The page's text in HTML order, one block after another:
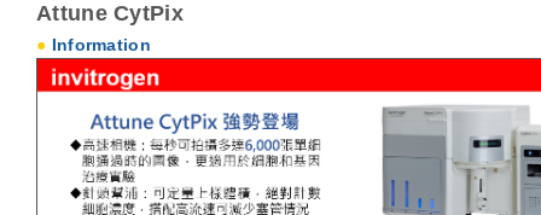
Attune CytPix
● Information